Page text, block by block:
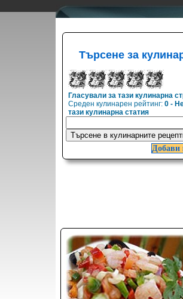
Търсене за
Гласували за тази кулинарна
Среден кулинарен рейтинг: 0 -
тази кулинарна статия
Добави